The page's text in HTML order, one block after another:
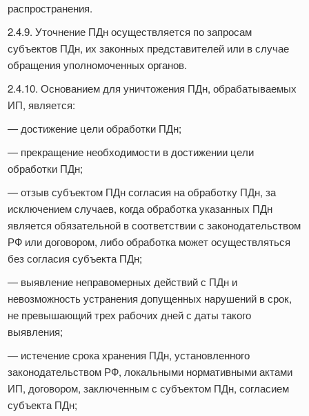
распространения.
2.4.9. Уточнение ПДн осуществляется по запросам
субъектов ПДн, их законных представителей или в случае
обращения уполномоченных органов.
2.4.10. Основанием для уничтожения ПДн, обрабатываемых
ИП, является:
— достижение цели обработки ПДн;
— прекращение необходимости в достижении цели
обработки ПДн;
— отзыв субъектом ПДн согласия на обработку ПДн, за
исключением случаев, когда обработка указанных ПДн
является обязательной в соответствии с законодательством
РФ или договором, либо обработка может осуществляться
без согласия субъекта ПДн;
— выявление неправомерных действий с ПДн и
невозможность устранения допущенных нарушений в срок,
не превышающий трех рабочих дней с даты такого
выявления;
— истечение срока хранения ПДн, установленного
законодательством РФ, локальными нормативными актами
ИП, договором, заключенным с субъектом ПДн, согласием
субъекта ПДн;